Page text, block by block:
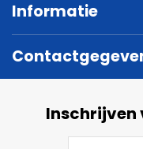
Informatie
Inschrijven